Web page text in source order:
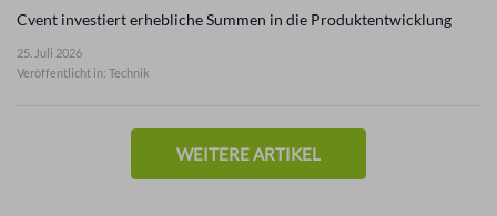
Cvent investiert erhebliche Summen in die Produktentwicklung
25. Juli 2026
Veröffentlicht in: Technik
WEITERE ARTIKEL